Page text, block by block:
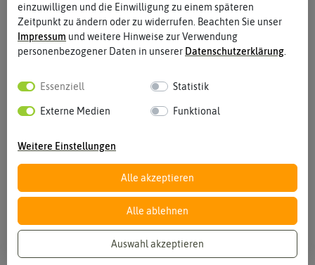
Vergrößern durch berühren
einzuwilligen und die Einwilligung zu einem späteren
Zeitpunkt zu ändern oder zu widerrufen. Beachten Sie unser
Impressum und weitere Hinweise zur Verwendung
personenbezogener Daten in unserer Daten­schutz­erklärung
Essenziell Statistik
Externe Medien Funktional
Weitere Einstellungen
Alle akzeptieren
Alle ablehnen
Auswahl akzeptieren